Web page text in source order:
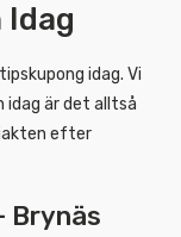
Idag
idag. Vi
idag är det alltså
jakten efter
Brynäs